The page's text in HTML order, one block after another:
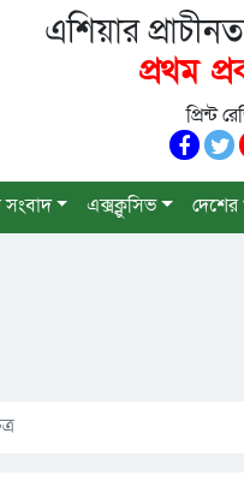
এশিয়ার
প্রথম
প্রিন্ট
সংবাদ এক্সক্লুসিভ